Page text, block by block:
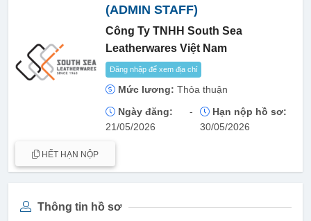
(ADMIN STAFF)
Công Ty TNHH South Sea
Leatherwares Việt Nam
Đăng nhập để xem địa chỉ
Mức lương: Thỏa thuận
Ngày đăng:
21/05/2026
-
Hạn nộp hồ sơ:
30/05/2026
HẾT HẠN NỘP
Thông tin hồ sơ